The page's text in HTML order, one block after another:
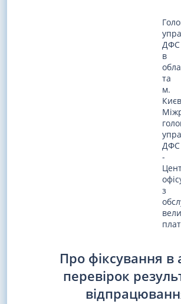
ДФС
в
та
м.
ДФС
-
з
Про фіксування в
перевірок